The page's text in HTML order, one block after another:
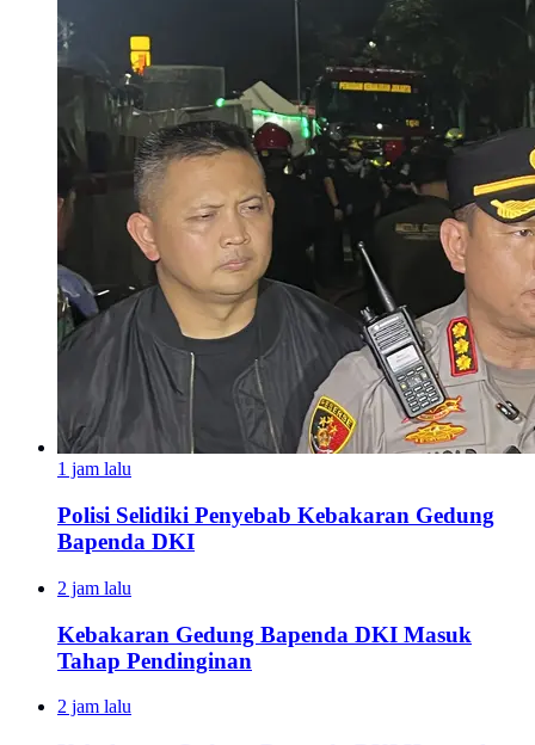
1 jam lalu
Polisi Selidiki Penyebab Kebakaran Gedung
Bapenda DKI
2 jam lalu
Kebakaran Gedung Bapenda DKI Masuk
Tahap Pendinginan
2 jam lalu